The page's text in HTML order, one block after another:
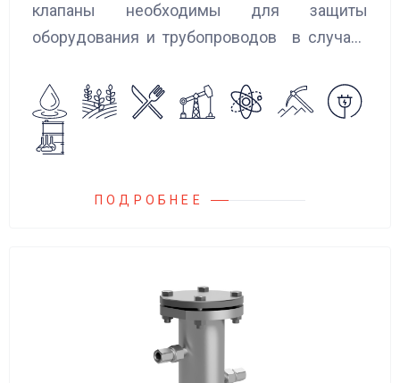
клапаны необходимы для защиты
оборудования и трубопроводов в случаях
сброса среды в систему низкого давления.
ПОДРОБНЕЕ